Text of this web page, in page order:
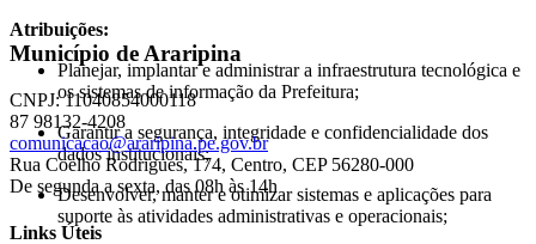
Atribuições:
Planejar, implantar e administrar a infraestrutura tecnológica e
os sistemas de informação da Prefeitura;
Garantir a segurança, integridade e confidencialidade dos
dados institucionais;
Desenvolver, manter e otimizar sistemas e aplicações para
suporte às atividades administrativas e operacionais;
Município de Araripina
CNPJ: 11040854000118
87 98132-4208
comunicacao@araripina.pe.gov.br
Rua Coelho Rodrigues, 174, Centro, CEP 56280-000
De segunda a sexta, das 08h às 14h
Links Úteis